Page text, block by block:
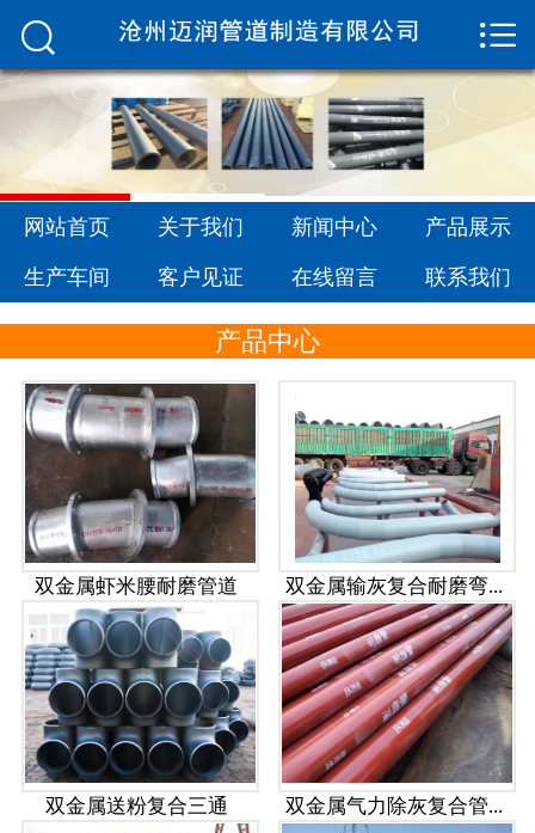
 网站首页
新闻中心
产品展示
生产车间
联系我们


网站首页 关于我们 新闻中心 产品展示
生产车间 客户见证 在线留言 联系我们
产品中心
双金属虾米腰耐磨管道 双金属输灰复合耐磨弯...
双金属送粉复合三通 双金属气力除灰复合管...